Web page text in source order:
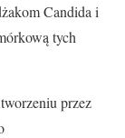
Candida i
tych
przez